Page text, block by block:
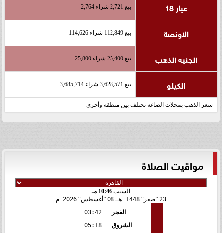
عيار 18 بيع 2,721 شراء 2,764
الاونصة بيع 112,849 شراء 114,626
الجنيه الذهب بيع 25,400 شراء 25,800
الكيلو بيع 3,628,571 شراء 3,685,714
سعر الذهب بمحلات الصاغة تختلف بين منطقة وأخرى
مواقيت الصلاة
السبت 10:46 مـ
23 صفر 1448 هـ 08 أغسطس 2026 م
الفجر
03:42
الشروق
05:18